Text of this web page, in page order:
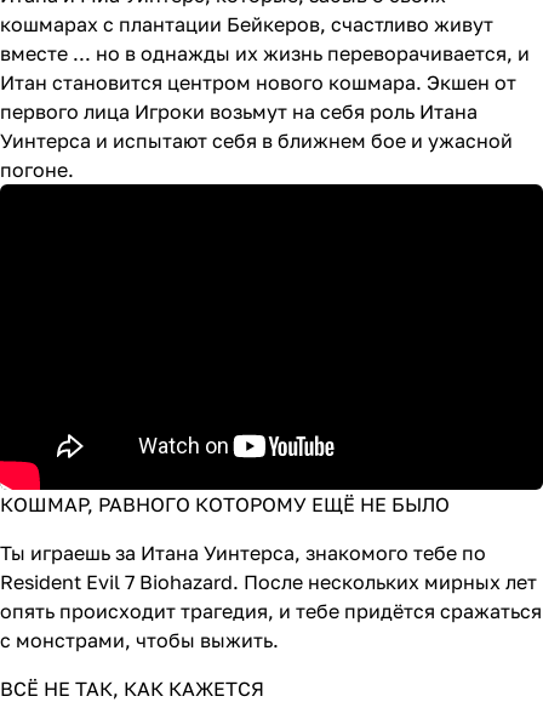
ЖИВОЙ И НЕПРЕДСКАЗУЕМЫЙ
МИР
События происходят в
таинственной деревне на
территории Румынии, в
Трансильвании. Это не просто
поселение. Это полноценный
Русская версия - значит, что игра
переведена на русский язык -
меню, инструкция, звук
переведён посредством
субтитров. Русская озвучка -
значит, в игре разработчиком или
издателем добавлена голосовая
озвучка. Уточняйте у менеджера.
кошмарах с плантации Бейкеров, счастливо живут
вместе ... но в однажды их жизнь переворачивается, и
Итан становится центром нового кошмара. Экшен от
первого лица Игроки возьмут на себя роль Итана
Уинтерса и испытают себя в ближнем бое и ужасной
погоне.
КОШМАР, РАВНОГО КОТОРОМУ ЕЩЁ НЕ БЫЛО
Ты играешь за Итана Уинтерса, знакомого тебе по
Resident Evil 7 Biohazard. После нескольких мирных лет
опять происходит трагедия, и тебе придётся сражаться
с монстрами, чтобы выжить.
ВСЁ НЕ ТАК, КАК КАЖЕТСЯ